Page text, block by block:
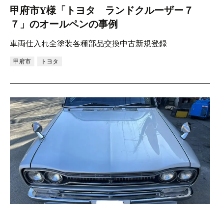
甲府市Y様「トヨタ ランドクルーザー７
７」のオールペンの事例
車両仕入れ全塗装各種部品交換中古新規登録
甲府市 トヨタ